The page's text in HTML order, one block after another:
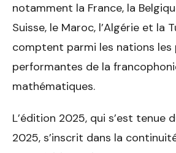
notamment la France, la
Suisse, le Maroc, l’Algérie et la
comptent parmi les nations les
performantes de la
mathématiques.
L’édition 2025, qui s’est tenue
2025, s’inscrit dans la